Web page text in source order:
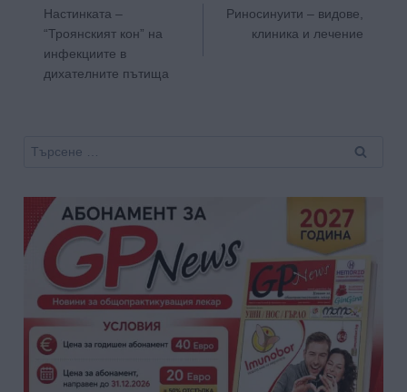
Настинката –
“Троянският кон” на
инфекциите в
дихателните пътища
Риносинуити – видове,
клиника и лечение
Търсене